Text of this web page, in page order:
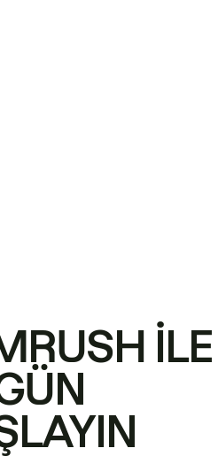
ILE